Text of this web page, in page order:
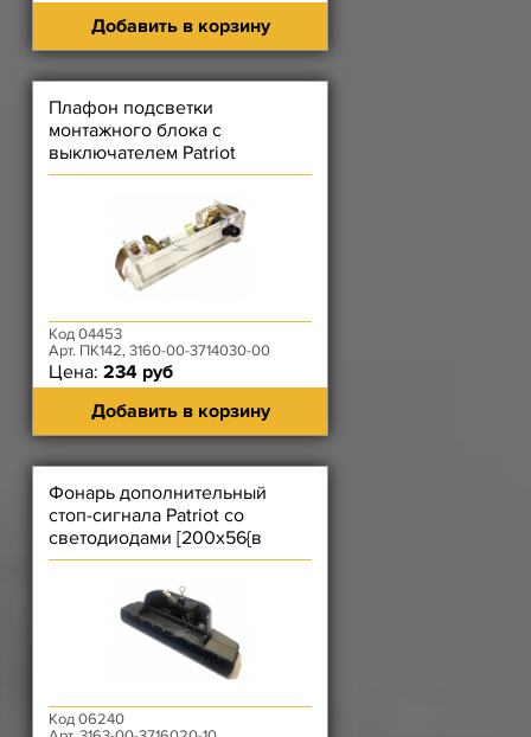
Добавить в корзину
Плафон подсветки
монтажного блока с
выключателем Patriot
Код 04453
Арт. ПК142, 3160-00-3714030-00
Цена: 234 руб
Добавить в корзину
Фонарь дополнительный
стоп-сигнала Patriot со
светодиодами [200х56{в
широком месте}х49 мм] (20-10)
Код 06240